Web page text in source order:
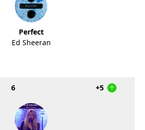
Perfect
Ed Sheeran
6 +5